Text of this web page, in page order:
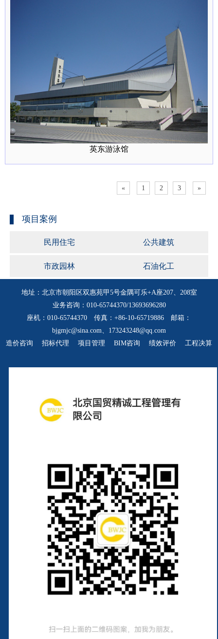
英东游泳馆
« 1 2 3 »
项目案例
民用住宅 公共建筑
市政园林 石油化工
地址：北京市朝阳区双惠苑甲5号金隅可乐+A座207、208室
业务咨询：010-65744370/13693696280
座机：010-65744370 传真：+86-10-65719886 邮箱：
bjgmjc@sina.com、173243248@qq.com
造价咨询
招标代理 项目管理 BIM咨询 绩效评价 工程决算